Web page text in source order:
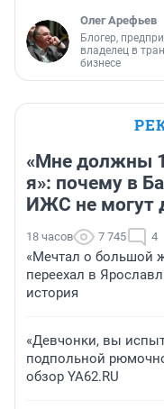
Олег Арефьев
Блогер,
владелец в
бизнесе
«Мне должны
я»: почему в
ИЖС не могут
18 часов 7 745 4
«Мечтал о большой
переехал в
история
«Девчонки, вы
подпольной
обзор YA62.RU